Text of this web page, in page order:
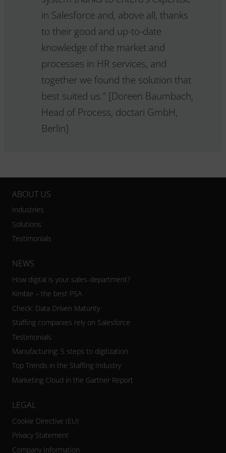
in Salesforce and, above all, thanks
to their good and up-to-date
knowledge of the market and
processes in HR services, and
together we found the solution that
best suited us.” [Doreen Baumbach,
Head of Process, doctari GmbH,
Berlin]
ABOUT US
Industries
Solutions
Testimonials
NEWS
How digital is your sales-department?
Kimble – the best PSA
Check: Data Driven Maturity
Staffing companies rely on Salesforce
Testimonials
Manufacturing: 5 steps to digitization
Top Trends in the Staffing Industry
Marketing Cloud in the Gartner Report
LEGAL
Cookie Directive (EU)
Privacy Statement
Company Information